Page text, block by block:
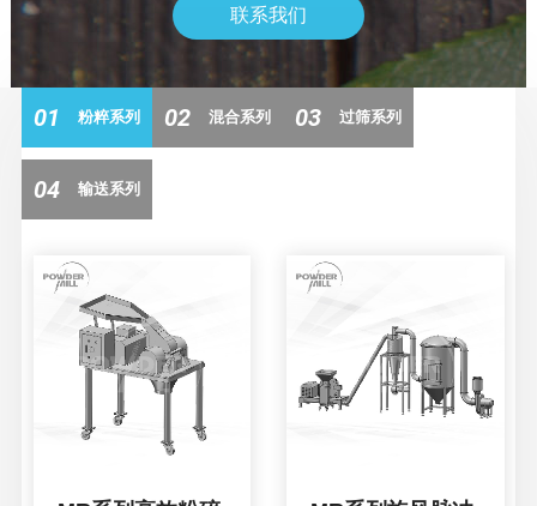
联系我们
01 粉粹系列 02 混合系列 03 过筛系列
04 输送系列